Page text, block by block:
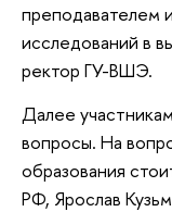
преподавателем
исследований в
ректор ГУ-ВШЭ.
Далее
вопросы. На
образования
РФ, Ярослав